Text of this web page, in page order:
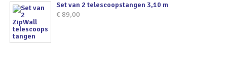
Set van 2 telescoopstangen 3,10 m
€ 89,00